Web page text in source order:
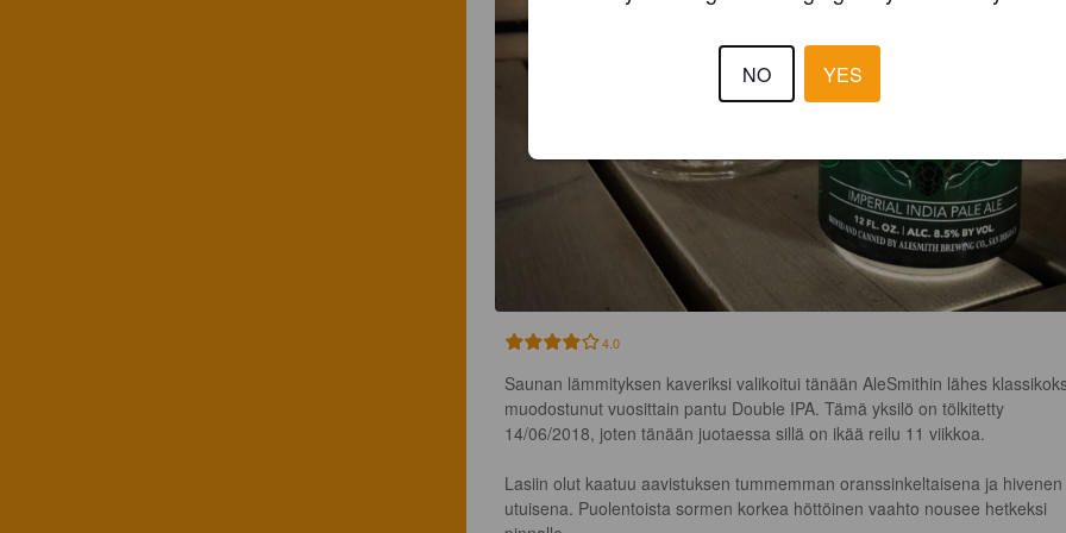
4.0
Saunan lämmityksen kaveriksi valikoitui tänään AleSmithin lähes
muodostunut vuosittain pantu Double IPA. Tämä yksilö on tölkitetty
14/06/2018, joten tänään juotaessa sillä on ikää reilu 11 viikkoa.
Lasiin olut kaatuu aavistuksen tummemman oranssinkeltaisena ja hivenen
utuisena. Puolentoista sormen korkea höttöinen vaahto nousee hetkeksi
NO YES